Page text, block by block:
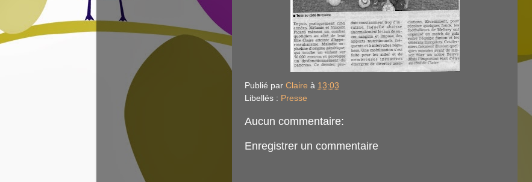
Publié par Claire à 13:03
Libellés : Presse
Aucun commentaire:
Enregistrer un commentaire